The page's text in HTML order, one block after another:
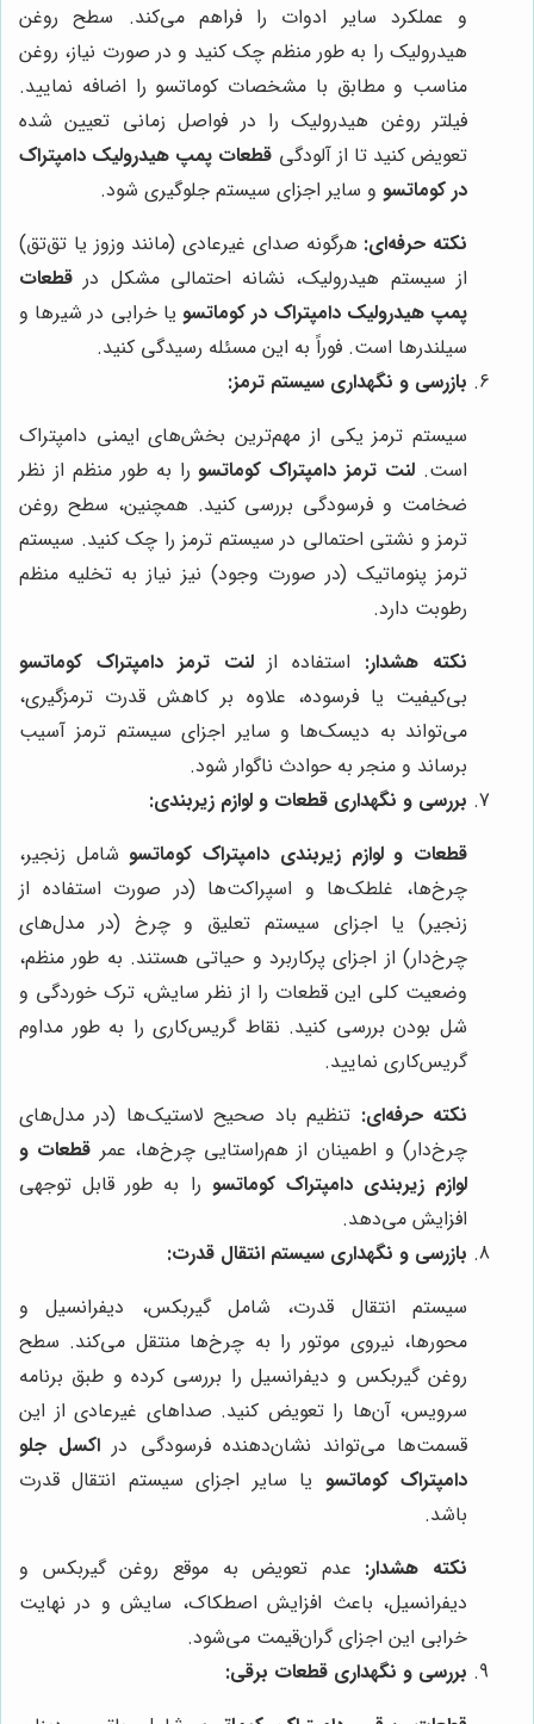
و عملکرد سایر ادوات را فراهم می‌کند. سطح روغن
هیدرولیک را به طور منظم چک کنید و در صورت نیاز، روغن
مناسب و مطابق با مشخصات کوماتسو را اضافه نمایید.
فیلتر روغن هیدرولیک را در فواصل زمانی تعیین شده
تعویض کنید تا از آلودگی قطعات پمپ هیدرولیک دامپتراک
در کوماتسو و سایر اجزای سیستم جلوگیری شود.
نکته حرفه‌ای: هرگونه صدای غیرعادی (مانند وزوز یا تق‌تق)
از سیستم هیدرولیک، نشانه احتمالی مشکل در قطعات
پمپ هیدرولیک دامپتراک در کوماتسو یا خرابی در شیرها و
سیلندرها است. فوراً به این مسئله رسیدگی کنید.
بازرسی و نگهداری سیستم ترمز:
سیستم ترمز یکی از مهم‌ترین بخش‌های ایمنی دامپتراک
است. لنت ترمز دامپتراک کوماتسو را به طور منظم از نظر
ضخامت و فرسودگی بررسی کنید. همچنین، سطح روغن
ترمز و نشتی احتمالی در سیستم ترمز را چک کنید. سیستم
ترمز پنوماتیک (در صورت وجود) نیز نیاز به تخلیه منظم
رطوبت دارد.
نکته هشدار: استفاده از لنت ترمز دامپتراک کوماتسو
بی‌کیفیت یا فرسوده، علاوه بر کاهش قدرت ترمزگیری،
می‌تواند به دیسک‌ها و سایر اجزای سیستم ترمز آسیب
برساند و منجر به حوادث ناگوار شود.
بررسی و نگهداری قطعات و لوازم زیربندی:
قطعات و لوازم زیربندی دامپتراک کوماتسو شامل زنجیر،
چرخ‌ها، غلطک‌ها و اسپراکت‌ها (در صورت استفاده از
زنجیر) یا اجزای سیستم تعلیق و چرخ (در مدل‌های
چرخ‌دار) از اجزای پرکاربرد و حیاتی هستند. به طور منظم،
وضعیت کلی این قطعات را از نظر سایش، ترک خوردگی و
شل بودن بررسی کنید. نقاط گریس‌کاری را به طور مداوم
گریس‌کاری نمایید.
نکته حرفه‌ای: تنظیم باد صحیح لاستیک‌ها (در مدل‌های
چرخ‌دار) و اطمینان از هم‌راستایی چرخ‌ها، عمر قطعات و
لوازم زیربندی دامپتراک کوماتسو را به طور قابل توجهی
افزایش می‌دهد.
بازرسی و نگهداری سیستم انتقال قدرت:
سیستم انتقال قدرت، شامل گیربکس، دیفرانسیل و
محورها، نیروی موتور را به چرخ‌ها منتقل می‌کند. سطح
روغن گیربکس و دیفرانسیل را بررسی کرده و طبق برنامه
سرویس، آن‌ها را تعویض کنید. صداهای غیرعادی از این
قسمت‌ها می‌تواند نشان‌دهنده فرسودگی در اکسل جلو
دامپتراک کوماتسو یا سایر اجزای سیستم انتقال قدرت
باشد.
نکته هشدار: عدم تعویض به موقع روغن گیربکس و
دیفرانسیل، باعث افزایش اصطکاک، سایش و در نهایت
خرابی این اجزای گران‌قیمت می‌شود.
بررسی و نگهداری قطعات برقی: